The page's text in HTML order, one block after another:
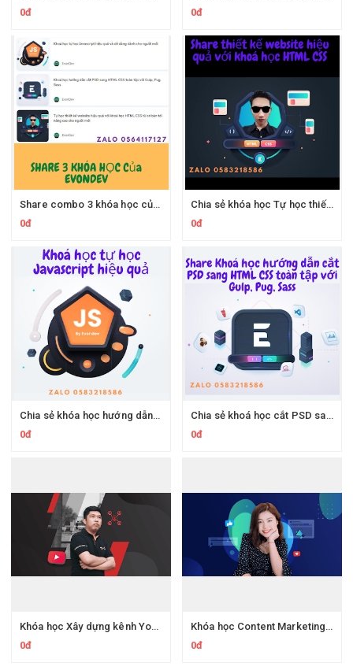
0đ
0đ
Share combo 3 khóa học của Evondev.com trên kt.city
0đ
Chia sẻ khóa học Tự học thiết kế website với HTML CSS từ cơ bản tới nâng cao cho người mới bắt đầu của tác giả Evondev
0đ
Chia sẻ khóa học hướng dẫn tự học Javascript cho người mới bắt đầu của Evondev
0đ
Chia sẻ khoá học cắt PSD sang HTML CSS toàn tập với Gulp, Pug, Sass của Evondev
0đ
Khóa học Xây dựng kênh Youtube content để kiếm tiền với affiliate marketing - kiếm trăm triệu mỗi tháng
0đ
Khóa học Content Marketing A-Z - Bí quyết triển khai và sáng tạo content đa kênh
0đ